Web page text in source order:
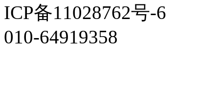
ICP备11028762号-6
010-64919358